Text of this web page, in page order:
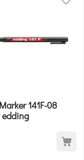
141F-08